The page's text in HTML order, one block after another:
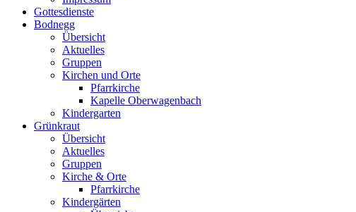
Gottesdienste
Bodnegg
Übersicht
Aktuelles
Gruppen
Kirchen und Orte
Pfarrkirche
Kapelle Oberwagenbach
Kindergarten
Grünkraut
Übersicht
Aktuelles
Gruppen
Kirche & Orte
Pfarrkirche
Kindergärten